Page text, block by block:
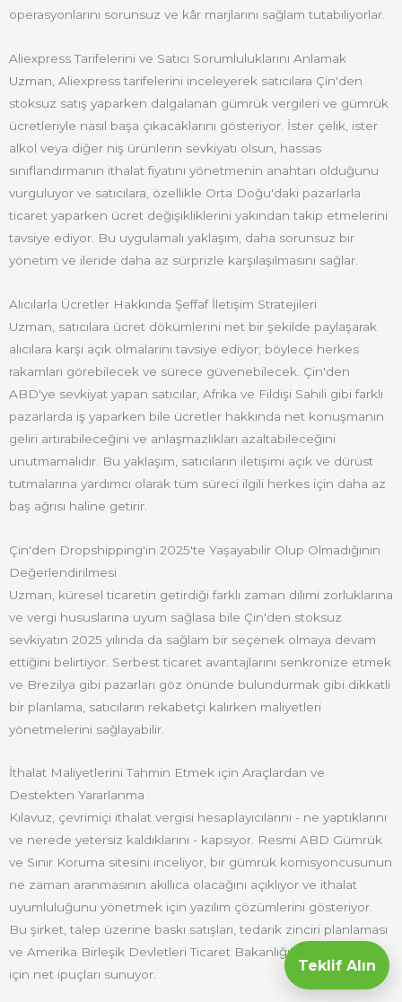
operasyonlarını sorunsuz ve kâr marjlarını sağlam tutabiliyorlar.
Aliexpress Tarifelerini ve Satıcı Sorumluluklarını Anlamak
Uzman, Aliexpress tarifelerini inceleyerek satıcılara Çin'den
stoksuz satış yaparken dalgalanan gümrük vergileri ve gümrük
ücretleriyle nasıl başa çıkacaklarını gösteriyor. İster çelik, ister
alkol veya diğer niş ürünlerin sevkiyatı olsun, hassas
sınıflandırmanın ithalat fiyatını yönetmenin anahtarı olduğunu
vurguluyor ve satıcılara, özellikle Orta Doğu'daki pazarlarla
ticaret yaparken ücret değişikliklerini yakından takip etmelerini
tavsiye ediyor. Bu uygulamalı yaklaşım, daha sorunsuz bir
yönetim ve ileride daha az sürprizle karşılaşılmasını sağlar.
Alıcılarla Ücretler Hakkında Şeffaf İletişim Stratejileri
Uzman, satıcılara ücret dökümlerini net bir şekilde paylaşarak
alıcılara karşı açık olmalarını tavsiye ediyor; böylece herkes
rakamları görebilecek ve sürece güvenebilecek. Çin'den
ABD'ye sevkiyat yapan satıcılar, Afrika ve Fildişi Sahili gibi farklı
pazarlarda iş yaparken bile ücretler hakkında net konuşmanın
geliri artırabileceğini ve anlaşmazlıkları azaltabileceğini
unutmamalıdır. Bu yaklaşım, satıcıların iletişimi açık ve dürüst
tutmalarına yardımcı olarak tüm süreci ilgili herkes için daha az
baş ağrısı haline getirir.
Çin'den Dropshipping'in 2025'te Yaşayabilir Olup Olmadığının
Değerlendirilmesi
Uzman, küresel ticaretin getirdiği farklı zaman dilimi zorluklarına
ve vergi hususlarına uyum sağlasa bile Çin'den stoksuz
sevkiyatın 2025 yılında da sağlam bir seçenek olmaya devam
ettiğini belirtiyor. Serbest ticaret avantajlarını senkronize etmek
ve Brezilya gibi pazarları göz önünde bulundurmak gibi dikkatli
bir planlama, satıcıların rekabetçi kalırken maliyetleri
yönetmelerini sağlayabilir.
İthalat Maliyetlerini Tahmin Etmek için Araçlardan ve
Destekten Yararlanma
Kılavuz, çevrimiçi ithalat vergisi hesaplayıcılarını - ne yaptıklarını
ve nerede yetersiz kaldıklarını - kapsıyor. Resmi ABD Gümrük
ve Sınır Koruma sitesini inceliyor, bir gümrük komisyoncusunun
ne zaman aranmasının akıllıca olacağını açıklıyor ve ithalat
uyumluluğunu yönetmek için yazılım çözümlerini gösteriyor.
Bu şirket, talep üzerine baskı satışları, tedarik zinciri planlaması
ve Amerika Birleşik Devletleri Ticaret Bakanlığı'ndan ipuçları
için net ipuçları sunuyor.
Teklif Alın